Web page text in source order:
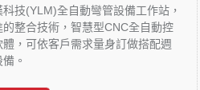
科技(YLM)全自動彎管設備工作站，
的整合技術，智慧型CNC全自動控
體，可依客戶需求量身訂做搭配週
。